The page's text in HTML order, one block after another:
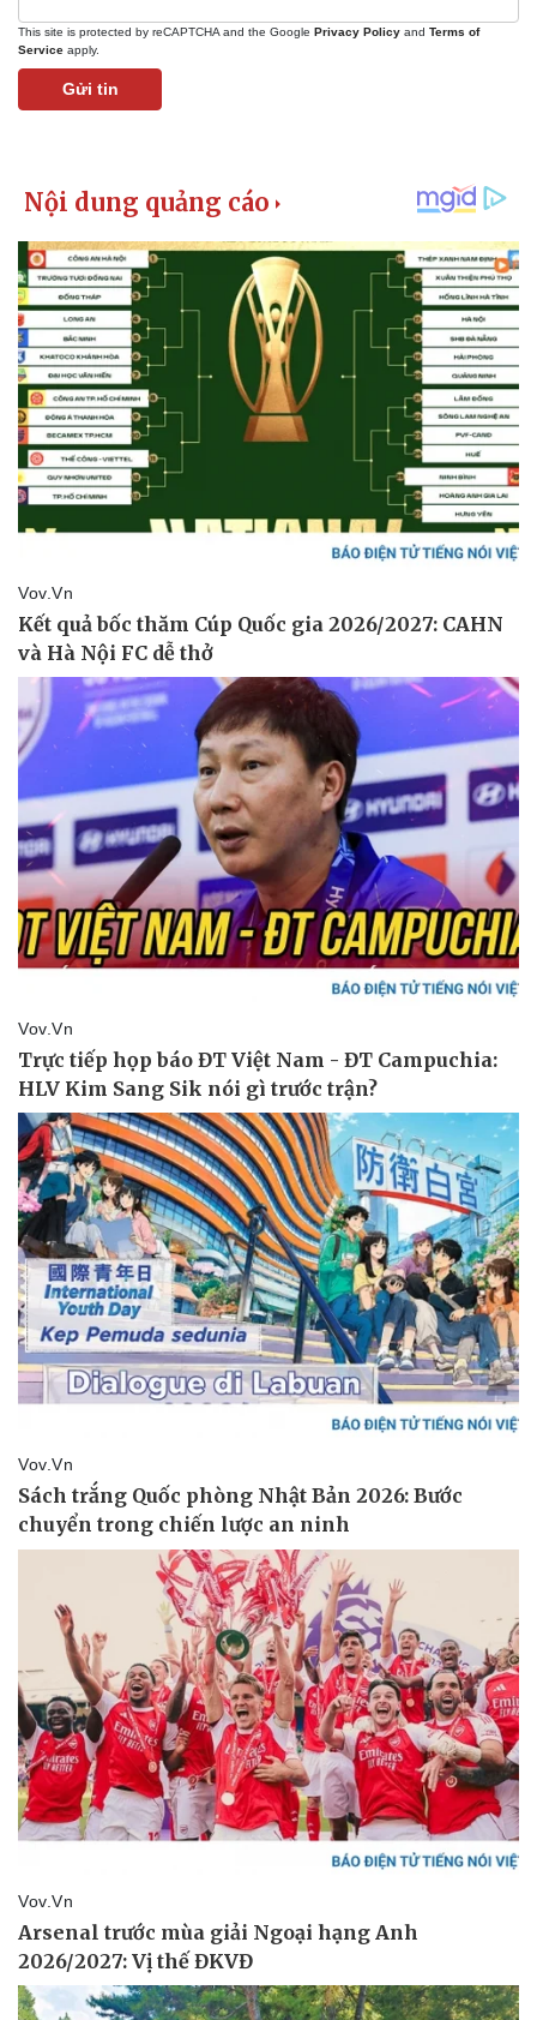
Lịch thi đấu bóng đá
Thế giới thể thao
eSports
Hậu trường
Ô tô - Xe máy
Tư vấn
This site is protected by reCAPTCHA and the Google Privacy Policy and Terms of
Service apply.
Gửi tin